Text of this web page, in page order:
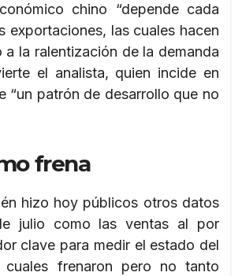
chino “depende cada
exportaciones, las cuales hacen
a la ralentización de la demanda
el analista, quien incide en
“un patrón de desarrollo que no
frena
hizo hoy públicos otros datos
julio como las ventas al por
clave para medir el estado del
cuales frenaron pero no tanto